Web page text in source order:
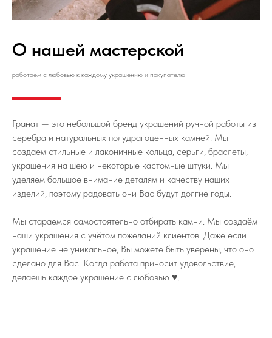
О нашей мастерской
работаем с любовью к каждому украшению и покупателю
Гранат — это небольшой бренд украшений ручной работы из
серебра и натуральных полудрагоценных камней. Мы
создаем стильные и лаконичные кольца, серьги, браслеты,
украшения на шею и некоторые кастомные штуки. Мы
уделяем большое внимание деталям и качеству наших
изделий, поэтому радовать они Вас будут долгие годы.
Мы стараемся самостоятельно отбирать камни. Мы создаём
наши украшения с учётом пожеланий клиентов. Даже если
украшение не уникальное, Вы можете быть уверены, что оно
сделано для Вас. Когда работа приносит удовольствие,
делаешь каждое украшение с любовью ♥️.